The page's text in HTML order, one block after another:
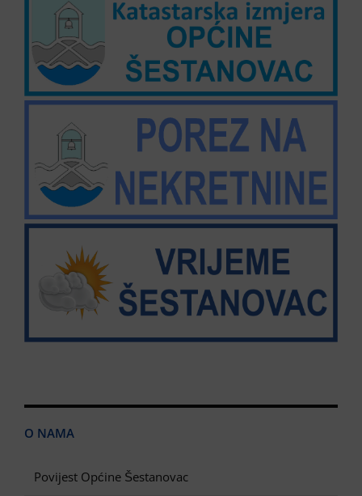
O NAMA
Povijest Općine Šestanovac